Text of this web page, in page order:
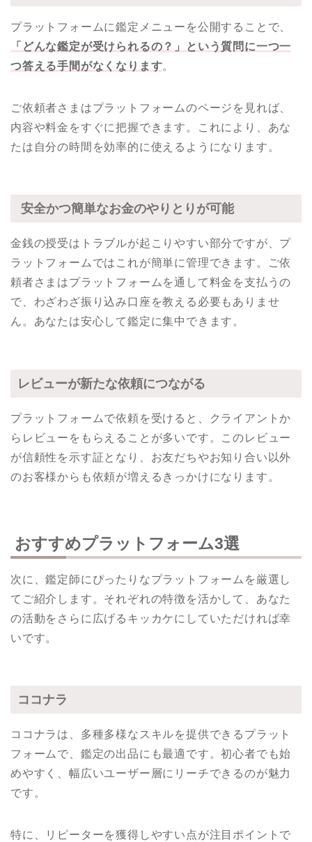
プラットフォームに鑑定メニューを公開することで、
「どんな鑑定が受けられるの？」という質問に一つ一
つ答える手間がなくなります。
ご依頼者さまはプラットフォームのページを見れば、
内容や料金をすぐに把握できます。これにより、あな
たは自分の時間を効率的に使えるようになります。
安全かつ簡単なお金のやりとりが可能
金銭の授受はトラブルが起こりやすい部分ですが、プ
ラットフォームではこれが簡単に管理できます。ご依
頼者さまはプラットフォームを通して料金を支払うの
で、わざわざ振り込み口座を教える必要もありませ
ん。あなたは安心して鑑定に集中できます。
レビューが新たな依頼につながる
プラットフォームで依頼を受けると、クライアントか
らレビューをもらえることが多いです。このレビュー
が信頼性を示す証となり、お友だちやお知り合い以外
のお客様からも依頼が増えるきっかけになります。
おすすめプラットフォーム3選
次に、鑑定師にぴったりなプラットフォームを厳選し
てご紹介します。それぞれの特徴を活かして、あなた
の活動をさらに広げるキッカケにしていただければ幸
いです。
ココナラ
ココナラは、多種多様なスキルを提供できるプラット
フォームで、鑑定の出品にも最適です。初心者でも始
めやすく、幅広いユーザー層にリーチできるのが魅力
です。
特に、リピーターを獲得しやすい点が注目ポイントで